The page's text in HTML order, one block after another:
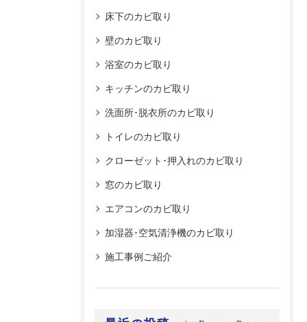
床下のカビ取り
壁のカビ取り
浴室のカビ取り
キッチンのカビ取り
洗面所･脱衣所のカビ取り
トイレのカビ取り
クローゼット･押入れのカビ取り
窓のカビ取り
エアコンのカビ取り
加湿器･空気清浄機のカビ取り
施工事例ご紹介